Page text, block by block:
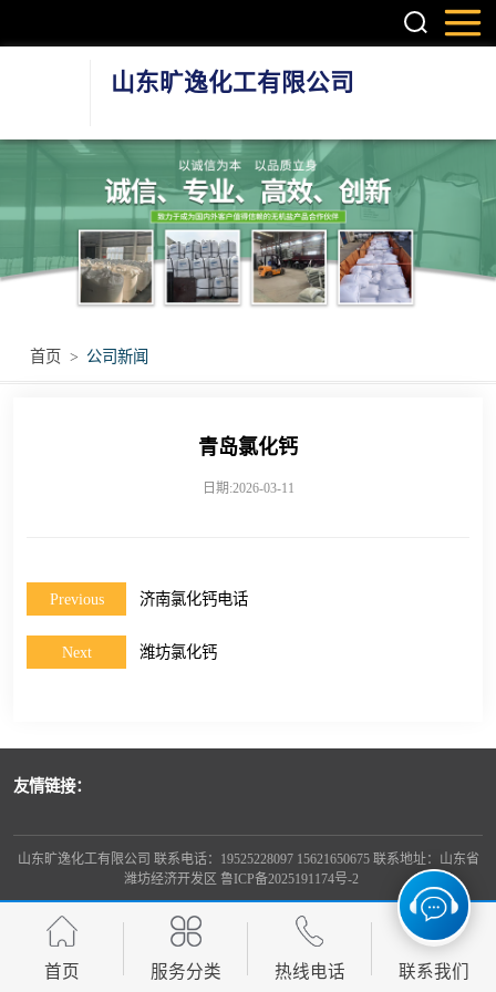
山东旷逸化工有限公司
首页 > 公司新闻
青岛氯化钙
日期:2026-03-11
Previous 济南氯化钙电话
Next 潍坊氯化钙
友情链接：
山东旷逸化工有限公司 联系电话：19525228097 15621650675 联系地址：山东省
潍坊经济开发区 鲁ICP备2025191174号-2
首页 服务分类 热线电话 联系我们
硫酸镁系列
氯化镁系列
氯化钙系列